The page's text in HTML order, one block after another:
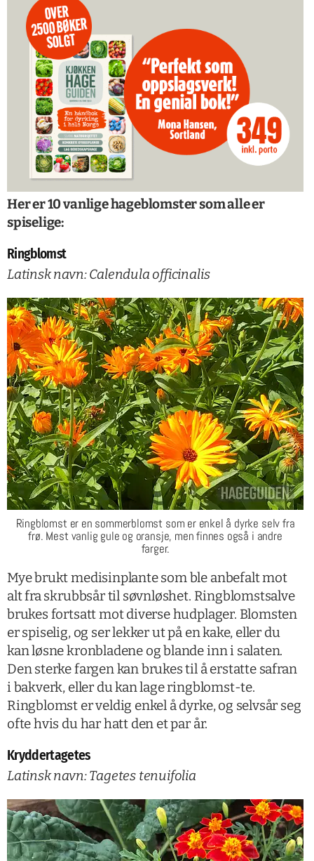
Her er 10 vanlige hageblomster som alle er
spiselige:
Ringblomst
Latinsk navn: Calendula officinalis
Ringblomst er en sommerblomst som er enkel å dyrke selv fra
frø. Mest vanlig gule og oransje, men finnes også i andre
farger.
Mye brukt medisinplante som ble anbefalt mot
alt fra skrubbsår til søvnløshet. Ringblomstsalve
brukes fortsatt mot diverse hudplager. Blomsten
er spiselig, og ser lekker ut på en kake, eller du
kan løsne kronbladene og blande inn i salaten.
Den sterke fargen kan brukes til å erstatte safran
i bakverk, eller du kan lage ringblomst-te.
Ringblomst er veldig enkel å dyrke, og selvsår seg
ofte hvis du har hatt den et par år.
Kryddertagetes
Latinsk navn: Tagetes tenuifolia